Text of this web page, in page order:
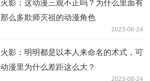
火影：这动漫三观不正吗？为什么里面有
那么多欺师灭祖的动漫角色
2023-08-24
火影：明明都是以本人来命名的术式，可
动漫里为什么差距这么大？
2023-08-24